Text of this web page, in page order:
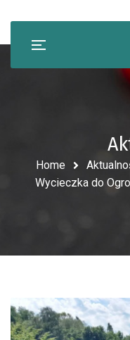
Home
Wycieczka do